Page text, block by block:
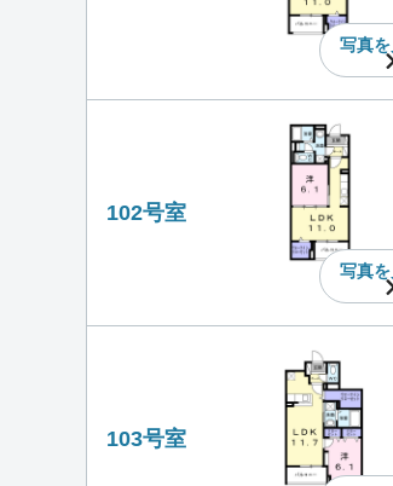
写真を
102号室
写真を
103号室